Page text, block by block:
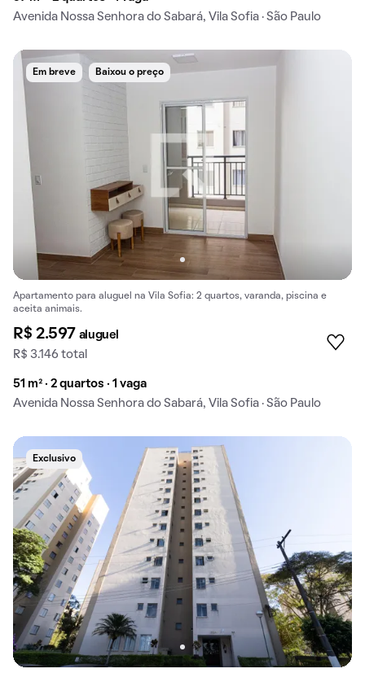
Avenida Nossa Senhora do Sabará, Vila Sofia · São Paulo
Em breve Baixou o preço
Apartamento para aluguel na Vila Sofia: 2 quartos, varanda, piscina e
aceita animais.
R$ 2.597 aluguel
R$ 3.146 total
51 m² · 2 quartos · 1 vaga
Avenida Nossa Senhora do Sabará, Vila Sofia · São Paulo
Exclusivo